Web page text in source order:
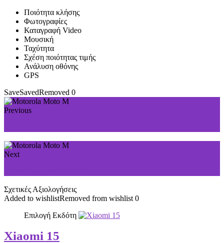
Ποιότητα κλήσης
Φωτογραφίες
Καταγραφή Video
Μουσική
Ταχύτητα
Σχέση ποιότητας τιμής
Ανάλυση οθόνης
GPS
SaveSavedRemoved 0
Previous
Next
Σχετικές Αξιολογήσεις
Added to wishlistRemoved from wishlist 0
Επιλογή Εκδότη
Xiaomi 15